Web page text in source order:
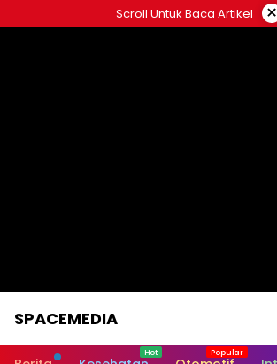
to
Scroll Untuk Baca Artikel ×
SPACEMEDIA